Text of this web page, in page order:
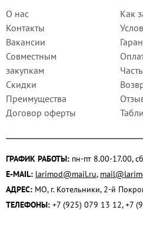
О нас
Контакты
Вакансии
Совместным
закупкам
Скидки
Преимущества
Договор оферты
Как
ГРАФИК РАБОТЫ: пн-пт 8.00-17.00,
E-MAIL: larimod@mail.ru,
АДРЕС: МО, г. Котельники, 2-й
ТЕЛЕФОНЫ: +7 (925) 079 13 12, +7